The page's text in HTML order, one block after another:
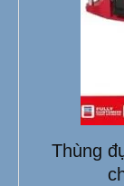
Thùng